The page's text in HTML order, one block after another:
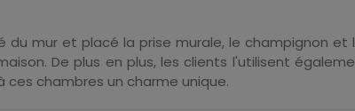
du mur et placé la prise murale, le champignon et
De plus en plus, les clients l'utilisent
ces chambres un charme unique.